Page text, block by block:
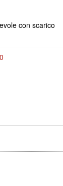
con scarico